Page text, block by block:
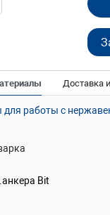
Доставка
для работы с
Bit